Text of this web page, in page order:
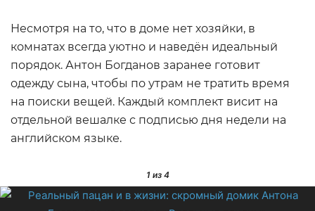
Несмотря на то, что в доме нет хозяйки, в
комнатах всегда уютно и наведён идеальный
порядок. Антон Богданов заранее готовит
одежду сына, чтобы по утрам не тратить время
на поиски вещей. Каждый комплект висит на
отдельной вешалке с подписью дня недели на
английском языке.
1из 4